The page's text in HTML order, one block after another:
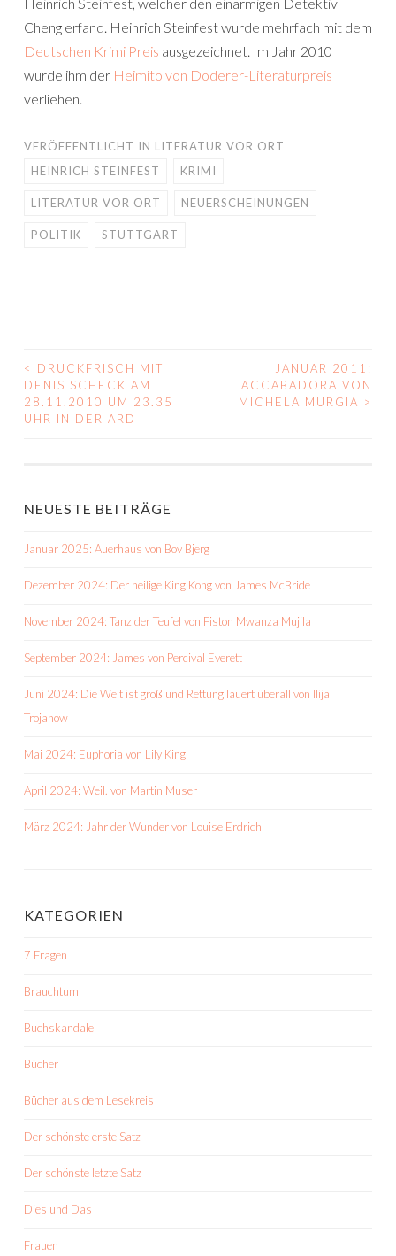
Cheng erfand. Heinrich Steinfest wurde mehrfach mit dem
Deutschen Krimi Preis ausgezeichnet. Im Jahr 2010
wurde ihm der Heimito von Doderer-Literaturpreis
verliehen.
VERÖFFENTLICHT IN LITERATUR VOR ORT
HEINRICH STEINFEST
KRIMI
LITERATUR VOR ORT NEUERSCHEINUNGEN
POLITIK STUTTGART
BEITRAGS-
NAVIGATION
<
DRUCKFRISCH MIT
DENIS SCHECK AM
28.11.2010 UM 23.35
UHR IN DER ARD
JANUAR 2011:
ACCABADORA VON
MICHELA MURGIA >
NEUESTE BEITRÄGE
Januar 2025: Auerhaus von Bov Bjerg
Dezember 2024: Der heilige King Kong von James McBride
November 2024: Tanz der Teufel von Fiston Mwanza Mujila
September 2024: James von Percival Everett
Juni 2024: Die Welt ist groß und Rettung lauert überall von Ilija
Trojanow
Mai 2024: Euphoria von Lily King
April 2024: Weil. von Martin Muser
März 2024: Jahr der Wunder von Louise Erdrich
KATEGORIEN
7 Fragen
Brauchtum
Buchskandale
Bücher
Bücher aus dem Lesekreis
Der schönste erste Satz
Der schönste letzte Satz
Dies und Das
Frauen